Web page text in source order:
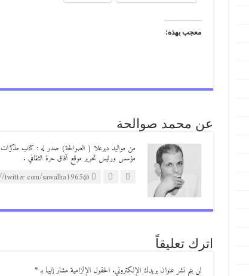
معجب بهذه:
عن محمد صوالحة
مؤسس ورئيس تحرير موقع آفاق حرة الثقافي .
@https://twitter.com/sawalha1965
اترك تعليقاً
لن يتم نشر عنوان بريدك الإلكتروني. الحقول الإلزامية مشار إليها بـ*